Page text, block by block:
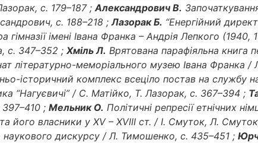
с. 179–187 ; Александрович В.
с. 188–218 ; Лазорак Б. “Енергійний
імені Івана Франка – Андрія Лепкого
с. 347–352 ; Хміль Л. Врятована парафіяльна
літературно-меморіального музею Івана Франка /
історичний комплекс всеціло постав на
“Нагуєвичі” / С. Матійко, Т. Лазорак, с. 367–394 ;
397–410 ; Мельник О. Політичні репресії етнічних
та його власники у XV – XVIII ст. / І. Смуток, Л.
наукового дискурсу / Л. Тимошенко, с. 435–451 ;